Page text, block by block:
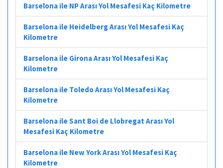
Barselona ile NP Arası Yol Mesafesi Kaç Kilometre
Barselona ile Heidelberg Arası Yol Mesafesi Kaç
Kilometre
Barselona ile Girona Arası Yol Mesafesi Kaç
Kilometre
Barselona ile Toledo Arası Yol Mesafesi Kaç
Kilometre
Barselona ile Sant Boi de Llobregat Arası Yol
Mesafesi Kaç Kilometre
Barselona ile New York Arası Yol Mesafesi Kaç
Kilometre